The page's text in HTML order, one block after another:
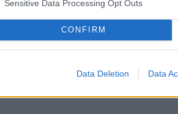
Sensitive Data Processing Opt Outs
CONFIRM
Data Deletion Data